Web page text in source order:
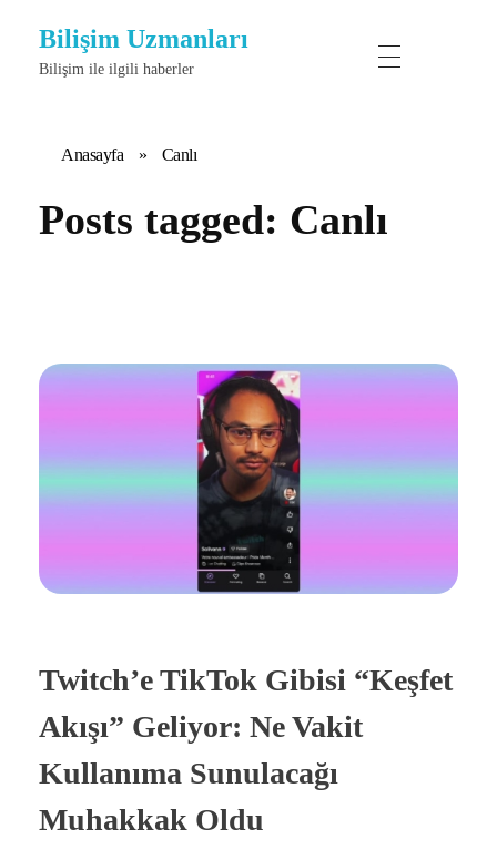
Bilişim Uzmanları
Bilişim ile ilgili haberler
Anasayfa » Canlı
Posts tagged: Canlı
Twitch’e TikTok Gibisi “Keşfet
Akışı” Geliyor: Ne Vakit
Kullanıma Sunulacağı
Muhakkak Oldu